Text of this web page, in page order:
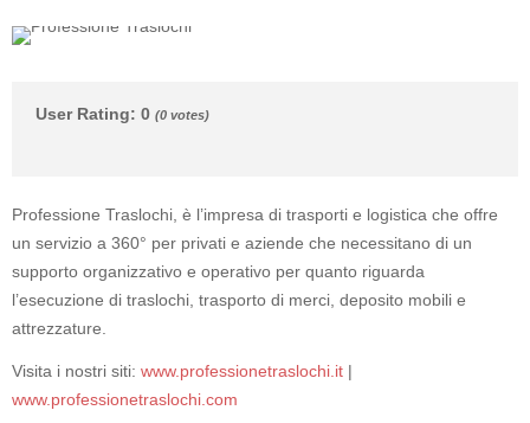
User Rating: 0 (0 votes)
Professione Traslochi, è l’impresa di trasporti e logistica che offre
un servizio a 360° per privati e aziende che necessitano di un
supporto organizzativo e operativo per quanto riguarda
l’esecuzione di traslochi, trasporto di merci, deposito mobili e
attrezzature.
Visita i nostri siti: www.professionetraslochi.it |
www.professionetraslochi.com